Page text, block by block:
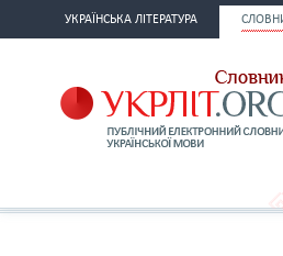
УКРАЇНСЬКА ЛІТЕРАТУРА